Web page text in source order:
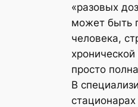
«разовых
может быть
человека,
просто
В
стационарах